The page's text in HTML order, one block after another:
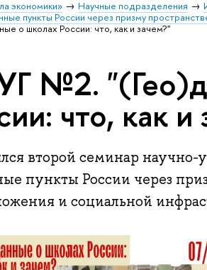
экономики» Научные подразделения
пункты России через призму
о школах России: что, как и зачем?"
№2.
что, как и
второй семинар
пункты России через
и социальной